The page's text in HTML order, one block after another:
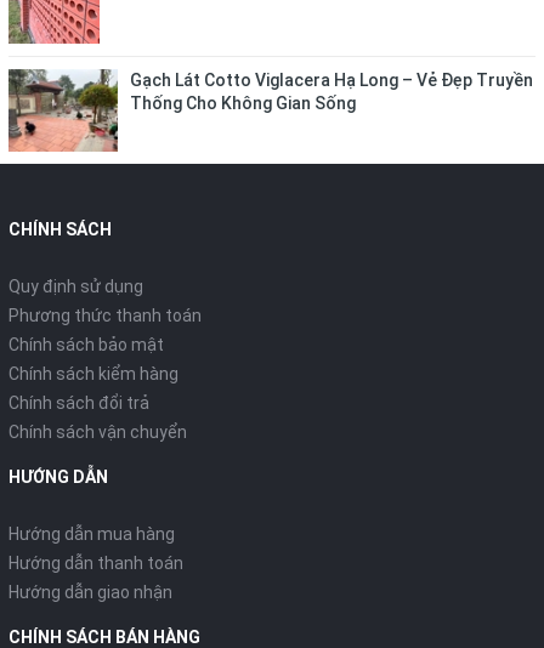
Gạch Lát Cotto Viglacera Hạ Long – Vẻ Đẹp Truyền
Thống Cho Không Gian Sống
CHÍNH SÁCH
Quy định sử dụng
Phương thức thanh toán
Chính sách bảo mật
Chính sách kiểm hàng
Chính sách đổi trả
Chính sách vận chuyển
HƯỚNG DẪN
Hướng dẫn mua hàng
Hướng dẫn thanh toán
Hướng dẫn giao nhận
CHÍNH SÁCH BÁN HÀNG